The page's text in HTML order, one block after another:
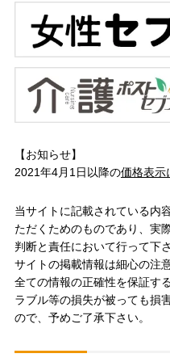
【お知らせ】
2021年4月1日以降の価格表示
当サイトに記載されている内
ただくためのものであり、実
判断と責任において行って下
サイトの掲載情報は細心の注
全ての情報の正確性を保証す
ラブル等の損失が被っても損
ので、予めご了承下さい。